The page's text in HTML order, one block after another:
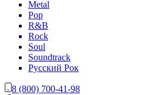
Metal
Pop
R&B
Rock
Soul
Soundtrack
Русский Рок
8 (800) 700-41-98